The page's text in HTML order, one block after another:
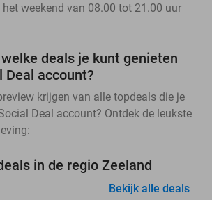
weekend van 08.00 tot 21.00 uur
deals je kunt genieten
Deal account?
krijgen van alle topdeals die je
Deal account? Ontdek de leukste
in de regio Zeeland
Bekijk alle deals